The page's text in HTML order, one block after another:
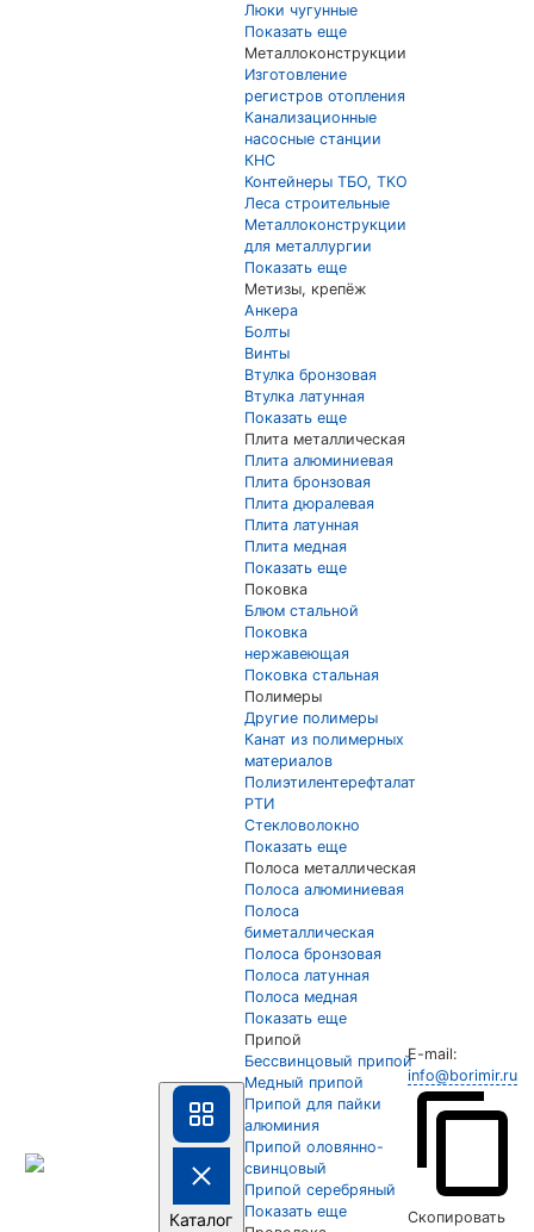
Каталог
Люки чугунные
Показать еще
Металлоконструкции
Изготовление
регистров отопления
Канализационные
насосные станции
КНС
Контейнеры ТБО, ТКО
Леса строительные
Металлоконструкции
для металлургии
Показать еще
Метизы, крепёж
Анкера
Болты
Винты
Втулка бронзовая
Втулка латунная
Показать еще
Плита металлическая
Плита алюминиевая
Плита бронзовая
Плита дюралевая
Плита латунная
Плита медная
Показать еще
Поковка
Блюм стальной
Поковка
нержавеющая
Поковка стальная
Полимеры
Другие полимеры
Канат из полимерных
материалов
Полиэтилентерефталат
РТИ
Стекловолокно
Показать еще
Полоса металлическая
Полоса алюминиевая
Полоса
биметаллическая
Полоса бронзовая
Полоса латунная
Полоса медная
Показать еще
Припой
Бессвинцовый припой
Медный припой
Припой для пайки
алюминия
Припой оловянно-
свинцовый
Припой серебряный
Показать еще
E-mail:
info@borimir.ru
Скопировать